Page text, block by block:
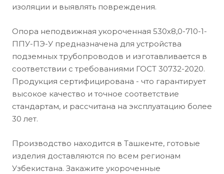
изоляции и выявлять повреждения.
Опора неподвижная укороченная 530х8,0-710-1-
ППУ-ПЭ-У предназначена для устройства
подземных трубопроводов и изготавливается в
соответствии с требованиями ГОСТ 30732-2020.
Продукция сертифицирована - что гарантирует
высокое качество и точное соответствие
стандартам, и рассчитана на эксплуатацию более
30 лет.
Производство находится в Ташкенте, готовые
изделия доставляются по всем регионам
Узбекистана. Закажите укороченные